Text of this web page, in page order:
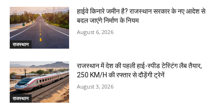
राजस्थान
हाईवे किनारे जमीन है? राजस्थान सरकार के नए आदेश से
बदल जाएंगे निर्माण के नियम
August 6, 2026
राजस्थान
राजस्थान में देश की पहली हाई-स्पीड टेस्टिंग लैब तैयार,
250 KM/H की रफ्तार से दौड़ेंगी ट्रेनें
August 3, 2026